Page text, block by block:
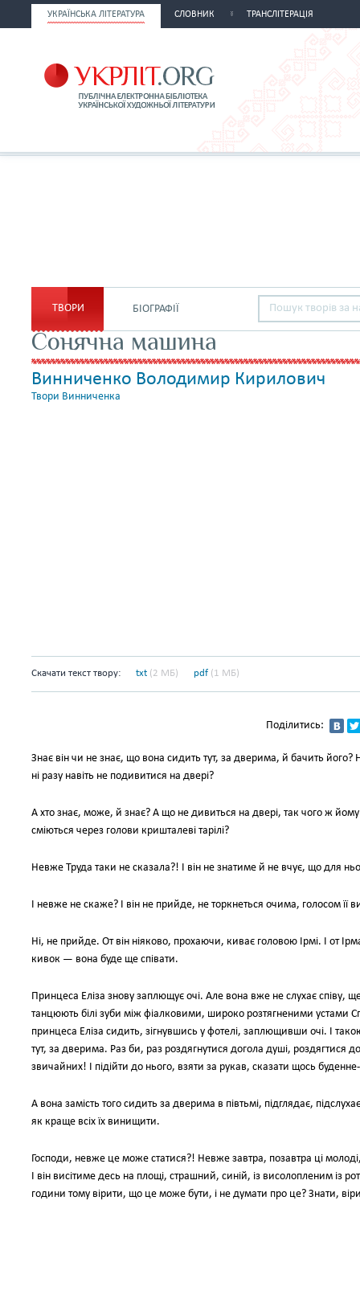
УКРАЇНСЬКА ЛІТЕРАТУРА СЛОВНИК ТРАНСЛІТЕРАЦІЯ
ТВОРИ БІОГРАФІЇ
Сонячна машина
Винниченко Володимир Кирилович
Твори Винниченка
Скачати текст твору: txt (2 МБ) pdf (1 МБ)
Поділитись:
Знає він чи не знає, що вона сидить тут, за дверима, й бачить його?
ні разу навіть не подивитися на двері?
А хто знає, може, й знає? А що не дивиться на двері, так чого ж
сміються через голови кришталеві тарілі?
Невже Труда таки не сказала?! І він не знатиме й не вчує, що для
І невже не скаже? І він не прийде, не торкнеться очима, голосом її
Ні, не прийде. От він ніяково, прохаючи, киває головою Ірмі. І от
кивок — вона буде ще співати.
Принцеса Еліза знову заплющує очі. Але вона вже не слухає співу,
танцюють білі зуби між фіалковими, широко розтягненими устами
принцеса Еліза сидить, зігнувшись у фотелі, заплющивши очі. І
тут, за дверима. Раз би, раз роздягнутися догола душі, роздягтися
звичайних! І підійти до нього, взяти за рукав, сказати щось
А вона замість того сидить за дверима в півтьмі, підглядає,
як краще всіх їх винищити.
Господи, невже це може статися?! Невже завтра, позавтра ці
І він висітиме десь на площі, страшний, синій, із висолопленим із
години тому вірити, що це може бути, і не думати про це? Знати,